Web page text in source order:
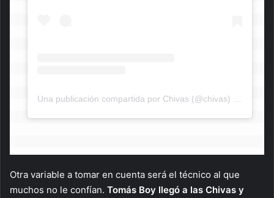
Una publicación compartida por Chivas (@chivas)
Otra variable a tomar en cuenta será el técnico al que
muchos no le confían. Tomás Boy llegó a las Chivas y